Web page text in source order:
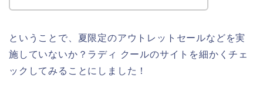
ということで、夏限定のアウトレットセールなどを実
施していないか？ラディ クールのサイトを細かくチェ
ックしてみることにしました！